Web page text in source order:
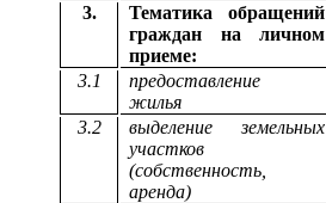
3.
Тематика обращений
граждан на личном
приеме:
3.1
предоставление
жилья
3.2
выделение земельных
участков
(собственность,
аренда)